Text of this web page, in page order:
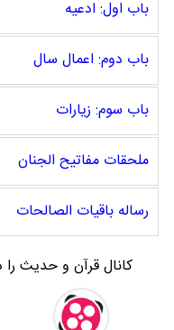
باب اول: ادعیه
باب دوم: اعمال سال
باب سوم: زیارات
ملحقات مفاتیح الجنان
رساله باقیات الصالحات
کانال قرآن و حدیث را